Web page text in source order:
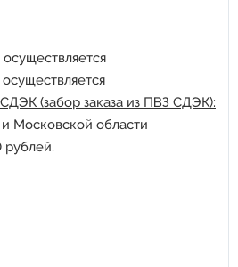
(забор заказа из ПВЗ СДЭК):
Московской области
рублей.